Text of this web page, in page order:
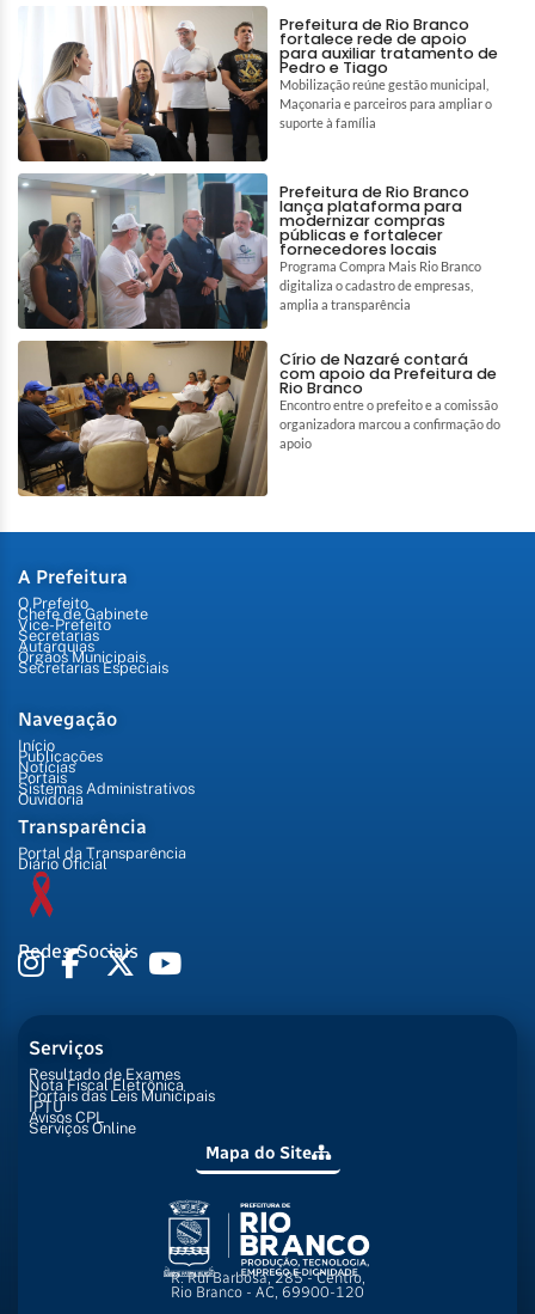
Prefeitura de Rio Branco
fortalece rede de apoio
para auxiliar tratamento de
Pedro e Tiago
Mobilização reúne gestão municipal,
Maçonaria e parceiros para ampliar o
suporte à família
Prefeitura de Rio Branco
lança plataforma para
modernizar compras
públicas e fortalecer
fornecedores locais
Programa Compra Mais Rio Branco
digitaliza o cadastro de empresas,
amplia a transparência
Círio de Nazaré contará
com apoio da Prefeitura de
Rio Branco
Encontro entre o prefeito e a comissão
organizadora marcou a confirmação do
apoio
A Prefeitura
O Prefeito
Chefe de Gabinete
Vice-Prefeito
Secretarias
Autarquias
Órgãos Municipais
Secretarias Especiais
Navegação
Início
Publicações
Notícias
Portais
Sistemas Administrativos
Ouvidoria
Transparência
Portal da Transparência
Diário Oficial
Redes Sociais
Serviços
Resultado de Exames
Nota Fiscal Eletrônica
Portais das Leis Municipais
IPTU
Avisos CPL
Serviços Online
Mapa do Site
R. Rui Barbosa, 285 - Centro,
Rio Branco - AC, 69900-120